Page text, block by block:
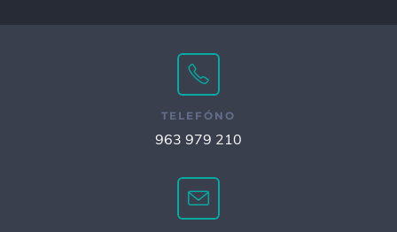
TELEFÓNO
963 979 210